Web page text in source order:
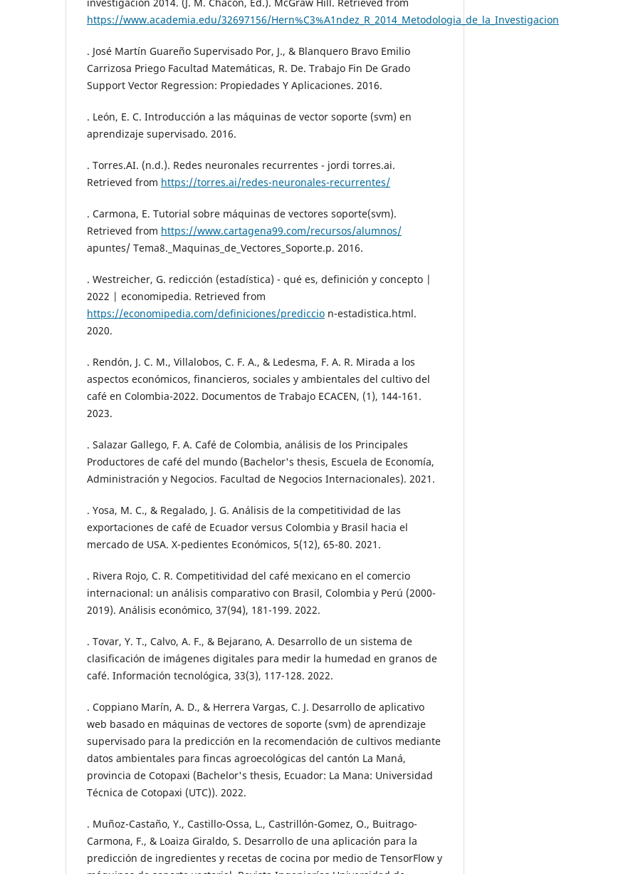
https://www.academia.edu/32697156/Hern%C3%A1ndez_R_2014_Metodologia_de_la_Investigacion
. José Martín Guareño Supervisado Por, J., & Blanquero Bravo Emilio
Carrizosa Priego Facultad Matemáticas, R. De. Trabajo Fin De Grado
Support Vector Regression: Propiedades Y Aplicaciones. 2016.
. León, E. C. Introducción a las máquinas de vector soporte (svm) en
aprendizaje supervisado. 2016.
. Torres.AI. (n.d.). Redes neuronales recurrentes - jordi torres.ai.
Retrieved from https://torres.ai/redes-neuronales-recurrentes/
. Carmona, E. Tutorial sobre máquinas de vectores soporte(svm).
Retrieved from https://www.cartagena99.com/recursos/alumnos/
apuntes/ Tema8._Maquinas_de_Vectores_Soporte.p. 2016.
. Westreicher, G. redicción (estadística) - qué es, definición y concepto |
2022 | economipedia. Retrieved from
https://economipedia.com/definiciones/prediccio n-estadistica.html.
2020.
. Rendón, J. C. M., Villalobos, C. F. A., & Ledesma, F. A. R. Mirada a los
aspectos económicos, financieros, sociales y ambientales del cultivo del
café en Colombia-2022. Documentos de Trabajo ECACEN, (1), 144-161.
2023.
. Salazar Gallego, F. A. Café de Colombia, análisis de los Principales
Productores de café del mundo (Bachelor's thesis, Escuela de Economía,
Administración y Negocios. Facultad de Negocios Internacionales). 2021.
. Yosa, M. C., & Regalado, J. G. Análisis de la competitividad de las
exportaciones de café de Ecuador versus Colombia y Brasil hacia el
mercado de USA. X-pedientes Económicos, 5(12), 65-80. 2021.
. Rivera Rojo, C. R. Competitividad del café mexicano en el comercio
internacional: un análisis comparativo con Brasil, Colombia y Perú (2000-
2019). Análisis económico, 37(94), 181-199. 2022.
. Tovar, Y. T., Calvo, A. F., & Bejarano, A. Desarrollo de un sistema de
clasificación de imágenes digitales para medir la humedad en granos de
café. Información tecnológica, 33(3), 117-128. 2022.
. Coppiano Marín, A. D., & Herrera Vargas, C. J. Desarrollo de aplicativo
web basado en máquinas de vectores de soporte (svm) de aprendizaje
supervisado para la predicción en la recomendación de cultivos mediante
datos ambientales para fincas agroecológicas del cantón La Maná,
provincia de Cotopaxi (Bachelor's thesis, Ecuador: La Mana: Universidad
Técnica de Cotopaxi (UTC)). 2022.
. Muñoz-Castaño, Y., Castillo-Ossa, L., Castrillón-Gomez, O., Buitrago-
Carmona, F., & Loaiza Giraldo, S. Desarrollo de una aplicación para la
predicción de ingredientes y recetas de cocina por medio de TensorFlow y